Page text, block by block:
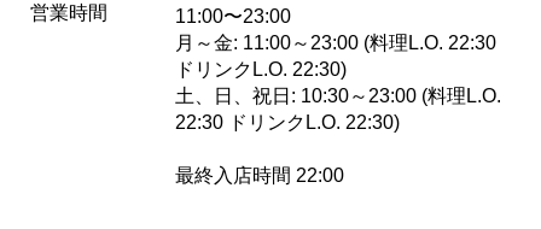
営業時間
11:00〜23:00
月～金: 11:00～23:00 (料理L.O. 22:30
ドリンクL.O. 22:30)
土、日、祝日: 10:30～23:00 (料理L.O.
22:30 ドリンクL.O. 22:30)
最終入店時間 22:00